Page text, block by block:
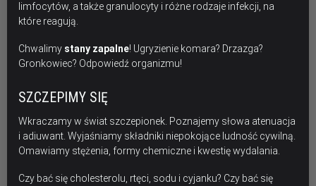
limfocytów, a także granulocyty i różne rodzaje infekcji, na
które reagują.
Chwalimy stany zapalne! Ugryzienie komara? Drzazga?
Gronkowiec? Odpowiedź organizmu!
SZCZEPIMY SIĘ
Wkraczamy w świat szczepionek. Poznajemy słowa atenuacja
i adiuwant. Wyjaśniamy składniki niepokojące ludność cywilną.
Omawiamy stężenia, formy chemiczne i kwestię wydalania.
Czy bać się cholesterolu, rtęci, sodu i cyjanku? Czy bać się